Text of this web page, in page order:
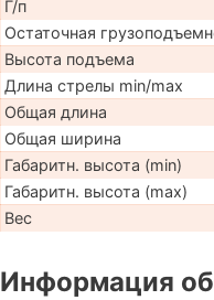
Г/п
Остаточная
Высота подъема
Длина стрелы min/max
Общая длина
Общая ширина
Габаритн. высота (min)
Габаритн. высота (max)
Вес
Информация об